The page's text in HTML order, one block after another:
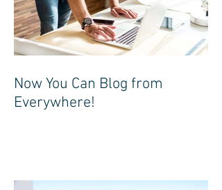
Now You Can Blog from
Everywhere!